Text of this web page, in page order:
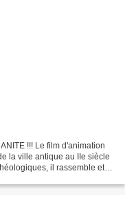
!!! Le film d'animation
la ville antique au IIe siècle
il rassemble et